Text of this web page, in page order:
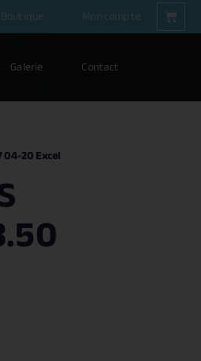
Boutique Mon compte
Galerie Contact
04-20 Excel